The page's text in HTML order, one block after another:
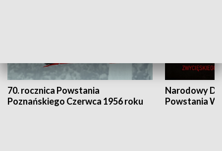
70. rocznica Powstania
Poznańskiego Czerwca 1956 roku
Narodowy
Powstania